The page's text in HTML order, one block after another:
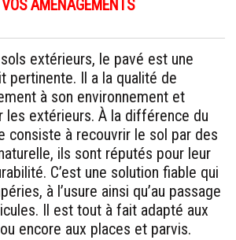
AMÉNAGEMENTS
extérieurs, le pavé est une
pertinente. Il a la qualité de
à son environnement et
les extérieurs. À la différence du
consiste à recouvrir le sol par des
ils sont réputés pour leur
C’est une solution fiable qui
à l’usure ainsi qu’au passage
Il est tout à fait adapté aux
encore aux places et parvis.